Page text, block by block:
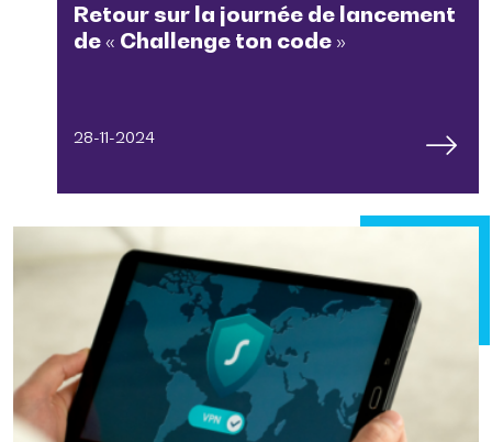
Retour sur la journée de lancement
de « Challenge ton code »
28-11-2024